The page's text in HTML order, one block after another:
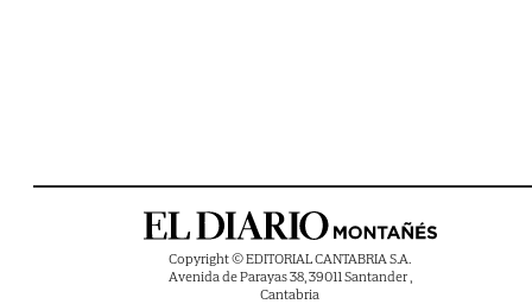
Copyright © EDITORIAL CANTABRIA S.A.
Avenida de Parayas 38, 39011 Santander ,
Cantabria